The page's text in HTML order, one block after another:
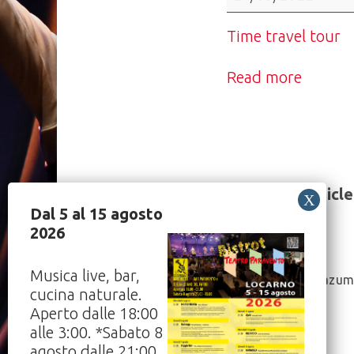
tour
Time travel tour
Read more
Share this article
Post
Navigation
Udhai
21/05/2022
Dal 5 al 15 agosto
2026
Musica live, bar,
cucina naturale.
Aperto dalle 18:00
alle 3:00. *Sabato 8